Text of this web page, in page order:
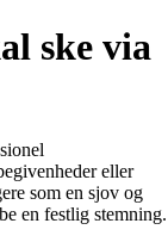
ske via
eller
som en sjov og
en festlig stemning.